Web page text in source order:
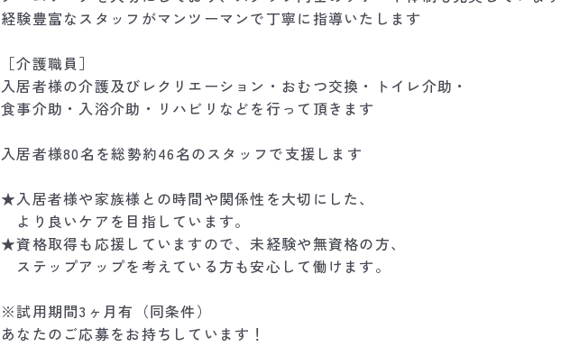
経験豊富なスタッフがマンツーマンで丁寧に指導いたします
［介護職員］
入居者様の介護及びレクリエーション・おむつ交換・トイレ介助・
食事介助・入浴介助・リハビリなどを行って頂きます
入居者様80名を総勢約46名のスタッフで支援します
★入居者様や家族様との時間や関係性を大切にした、
より良いケアを目指しています。
★資格取得も応援していますので、未経験や無資格の方、
ステップアップを考えている方も安心して働けます。
※試用期間3ヶ月有（同条件）
あなたのご応募をお持ちしています！